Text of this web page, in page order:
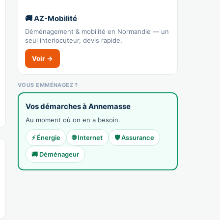
Opel
Recensé · non-membre
Concession / vente auto
Afficher le n°
🌐 Voir le site
Speedy
Recensé · non-membre
✓ Vérifié
4520A — Garage automobile (entretien-
réparation)
🚚 AZ-Mobilité
Déménagement & mobilité en Normandie — un
seul interlocuteur, devis rapide.
Voir →
VOUS EMMÉNAGEZ ?
Vos démarches à Annemasse
Au moment où on en a besoin.
⚡ Énergie 🌐 Internet 🛡️ Assurance
🚚 Déménageur